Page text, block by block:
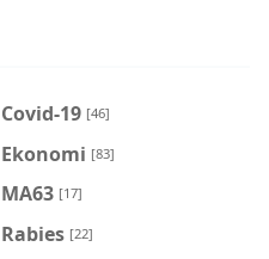
Covid-19 [46]
Ekonomi [83]
MA63 [17]
Rabies [22]